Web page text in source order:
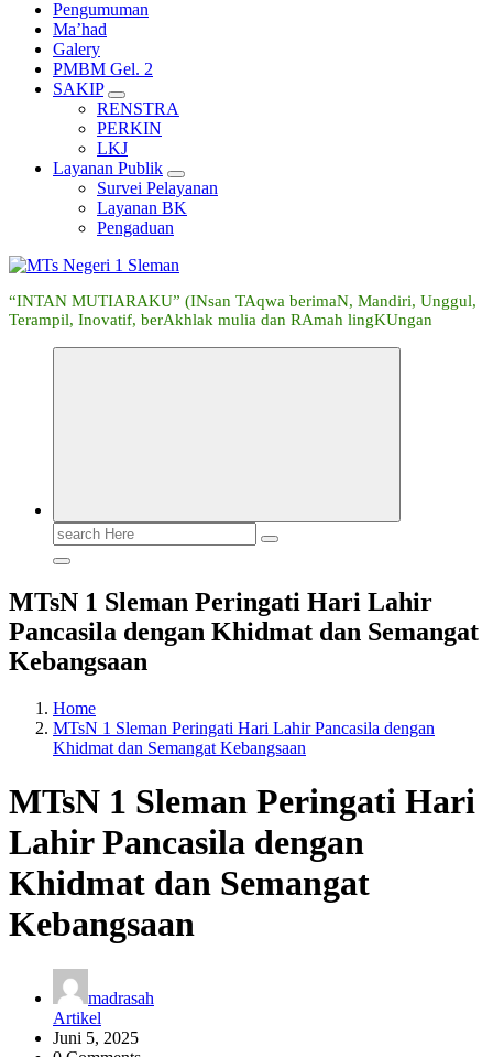
Pengumuman
Ma’had
Galery
PMBM Gel. 2
SAKIP
RENSTRA
PERKIN
LKJ
Layanan Publik
Survei Pelayanan
Layanan BK
Pengaduan
“INTAN MUTIARAKU” (INsan TAqwa berimaN, Mandiri, Unggul,
Terampil, Inovatif, berAkhlak mulia dan RAmah lingKUngan
Search
for:
MTsN 1 Sleman Peringati Hari Lahir
Pancasila dengan Khidmat dan Semangat
Kebangsaan
Home
MTsN 1 Sleman Peringati Hari Lahir Pancasila dengan
Khidmat dan Semangat Kebangsaan
MTsN 1 Sleman Peringati Hari
Lahir Pancasila dengan
Khidmat dan Semangat
Kebangsaan
madrasah
Artikel
Juni 5, 2025